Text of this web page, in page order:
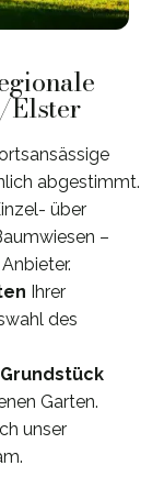
Elster
abgestimmt.
über
–
Ihrer
des
Garten.
unser